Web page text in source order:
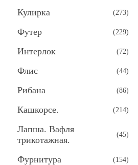
Кулирка (273)
Футер (229)
Интерлок (72)
Флис (44)
Рибана (86)
Кашкорсе. (214)
Лапша. Вафля
трикотажная.
(45)
Фурнитура (154)